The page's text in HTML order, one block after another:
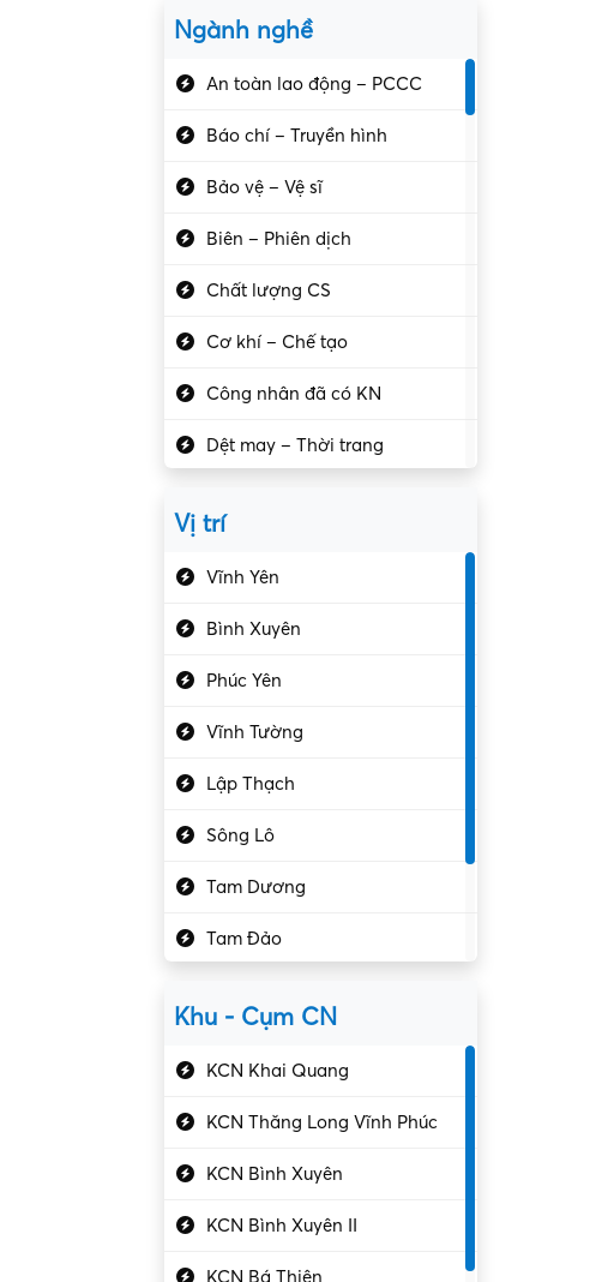
Ngành nghề
An toàn lao động – PCCC
Báo chí – Truyền hình
Bảo vệ – Vệ sĩ
Biên – Phiên dịch
Chất lượng CS
Cơ khí – Chế tạo
Công nhân đã có KN
Dệt may – Thời trang
Kiểm soát chất lượng
Kỹ sư cơ khí
Kỹ sư điện
Kỹ thuật cao
Kỹ thuật mạng – IT
Làm bán thời gian
Lao động phổ thông
Vị trí
Vĩnh Yên
Bình Xuyên
Phúc Yên
Vĩnh Tường
Lập Thạch
Sông Lô
Tam Dương
Tam Đảo
Khu - Cụm CN
KCN Khai Quang
KCN Thăng Long Vĩnh Phúc
KCN Bình Xuyên
KCN Bình Xuyên II
KCN Bá Thiện